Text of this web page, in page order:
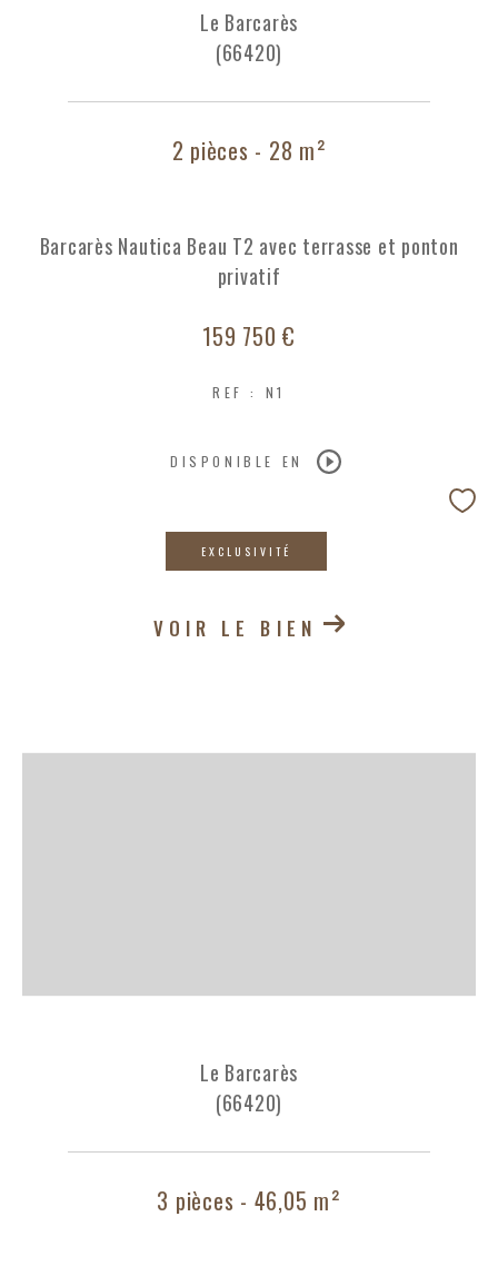
Le Barcarès
(66420)
2 pièces - 28 m²
Barcarès Nautica Beau T2 avec terrasse et ponton
privatif
159 750 €
REF : N1
DISPONIBLE EN
EXCLUSIVITÉ
VOIR LE BIEN
Le Barcarès
(66420)
3 pièces - 46,05 m²